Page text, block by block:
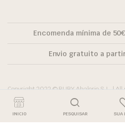
Encomenda mínima de
Envio gratuito a
Copyright 2022 © RUBY Abalorio S.L. | All
INICIO PESQUISAR SUA